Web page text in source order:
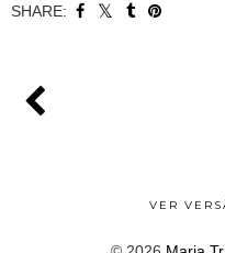
SHARE:
VER